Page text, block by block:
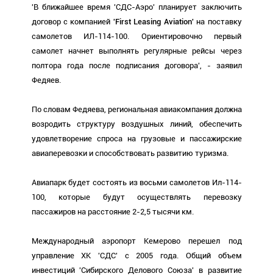
'В ближайшее время 'СДС-Аэро' планирует заключить
договор с компанией 'First Leasing Aviation'на поставку
самолетов ИЛ-114-100. Ориентировочно первый
самолет начнет выполнять регулярные рейсы через
полтора года после подписания договора', - заявил
Федяев.
По словам Федяева, региональная авиакомпания должна
возродить структуру воздушных линий, обеспечить
удовлетворение спроса на грузовые и пассажирские
авиаперевозки и способствовать развитию туризма.
Авиапарк будет состоять из восьми самолетов Ил-114-
100, которые будут осуществлять перевозку
пассажиров на расстояние 2-2,5 тысячи км.
Международный аэропорт Кемерово перешел под
управление ХК 'СДС' с 2005 года. Общий объем
инвестиций 'Сибирского Делового Союза' в развитие